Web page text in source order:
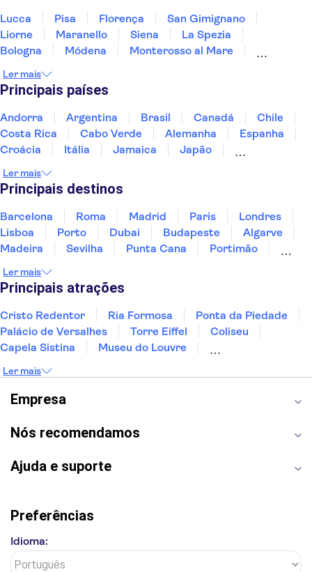
VILLA LILLI
GRAND HOTEL PLAZA E LOCANDA
MAGGIORE
HOTEL ARISTON
HOTEL PRATI
HOTEL PALLADIO
HOTEL MICHELANGELO
HOTEL ALASSIO
HOTEL DA VINCI
HOTEL MASSIMO D'AZEGLIO
GRAND HOTEL CROCE DI MALTA
HOTEL UNIVERSO
HOTEL MIRO'
HOTEL FLORIDA
HOTEL MARCONI
HOTEL CAVALLOTTI & GIOTTO
Lucca Pisa Florença
San Gimignano
Liorne
Maranello Siena
La Spezia
Bologna
Módena
Monterosso al Mare
Ler mais
Principais países
Andorra Argentina Brasil Canadá
Chile
Costa Rica
Cabo Verde Alemanha
Espanha
Croácia
Itália Jamaica
Japão
Portugal
Singapura
Ler mais
Principais destinos
Barcelona Roma Madrid Paris
Londres
Lisboa
Porto Dubai Budapeste
Algarve
Madeira
Sevilha Punta Cana
Portimão
Sesimbra
Ler mais
Principais atrações
Cristo Redentor Ria Formosa
Ponta da Piedade
Palácio de Versalhes
Torre Eiffel
Coliseu
Capela Sistina
Museu do Louvre
Torre de Belém
Caminito del Rey
Castelo de São Jorge
Palácio da Pena
Mosteiro dos Jerónimos
Ler mais
Empresa
Nós recomendamos
Ajuda e suporte
Preferências
Idioma: